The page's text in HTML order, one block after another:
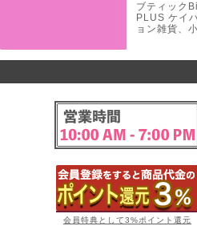
ブティック
PLUS ケイ
ョン雑貨、
会員特典として3%ポイント還元